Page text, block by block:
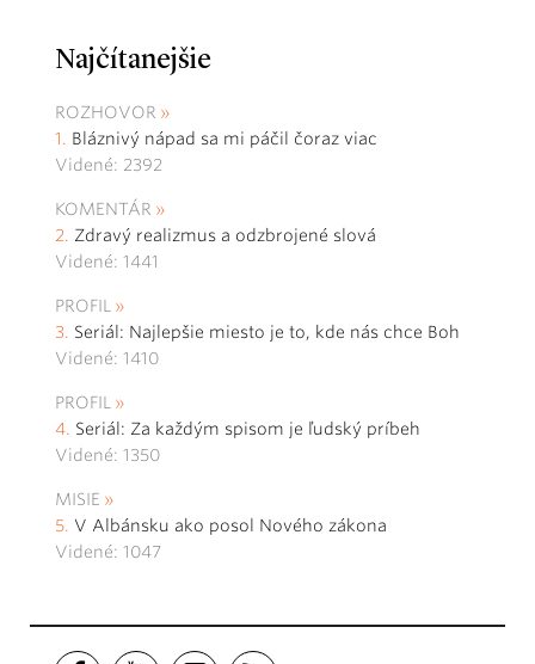
Najčítanejšie
ROZHOVOR
Bláznivý nápad sa mi páčil čoraz viac
Videné: 2392
KOMENTÁR
Zdravý realizmus a odzbrojené slová
Videné: 1441
PROFIL
Seriál: Najlepšie miesto je to, kde nás chce Boh
Videné: 1410
PROFIL
Seriál: Za každým spisom je ľudský príbeh
Videné: 1350
MISIE
V Albánsku ako posol Nového zákona
Videné: 1047